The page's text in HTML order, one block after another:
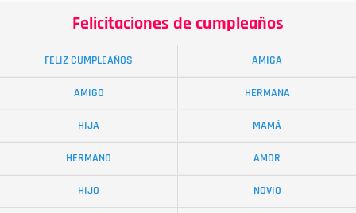
Felicitaciones de cumpleaños
FELIZ CUMPLEAÑOS AMIGA
AMIGO HERMANA
HIJA MAMÁ
HERMANO AMOR
HIJO NOVIO